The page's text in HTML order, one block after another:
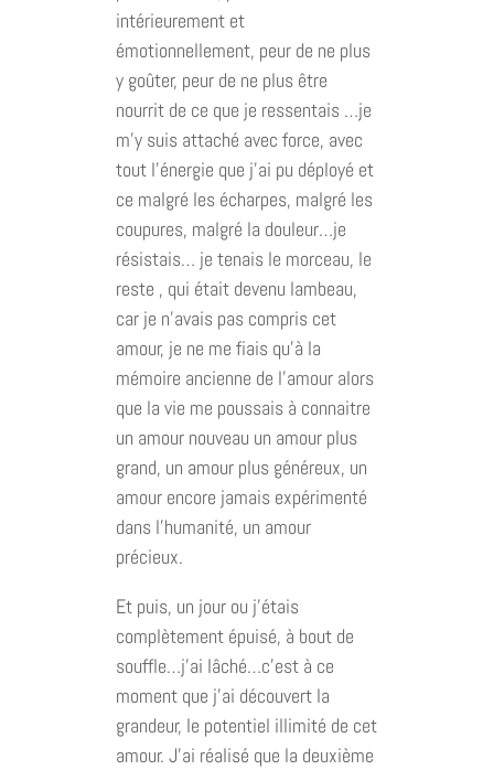
intérieurement et
émotionnellement, peur de ne plus
y goûter, peur de ne plus être
nourrit de ce que je ressentais …je
m’y suis attaché avec force, avec
tout l’énergie que j’ai pu déployé et
ce malgré les écharpes, malgré les
coupures, malgré la douleur…je
résistais… je tenais le morceau, le
reste , qui était devenu lambeau,
car je n’avais pas compris cet
amour, je ne me fiais qu’à la
mémoire ancienne de l’amour alors
que la vie me poussais à connaitre
un amour nouveau un amour plus
grand, un amour plus généreux, un
amour encore jamais expérimenté
dans l’humanité, un amour
précieux.
Et puis, un jour ou j’étais
complètement épuisé, à bout de
souffle…j’ai lâché…c’est à ce
moment que j’ai découvert la
grandeur, le potentiel illimité de cet
amour. J’ai réalisé que la deuxième